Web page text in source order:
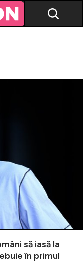
să iasă la
în primul